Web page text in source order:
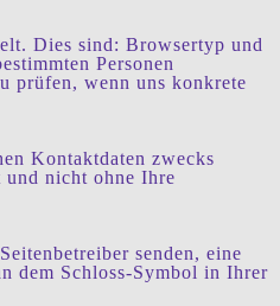
Dies sind: Browsertyp und
Personen
prüfen, wenn uns konkrete
Kontaktdaten zwecks
und nicht ohne Ihre
senden, eine
dem Schloss-Symbol in Ihrer